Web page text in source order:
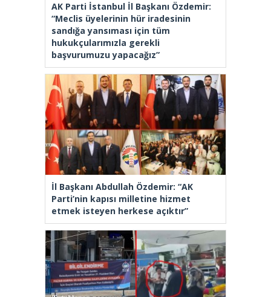
AK Parti İstanbul İl Başkanı Özdemir:
“Meclis üyelerinin hür iradesinin
sandığa yansıması için tüm
hukukçularımızla gerekli
başvurumuzu yapacağız”
İl Başkanı Abdullah Özdemir: “AK
Parti’nin kapısı milletine hizmet
etmek isteyen herkese açıktır”